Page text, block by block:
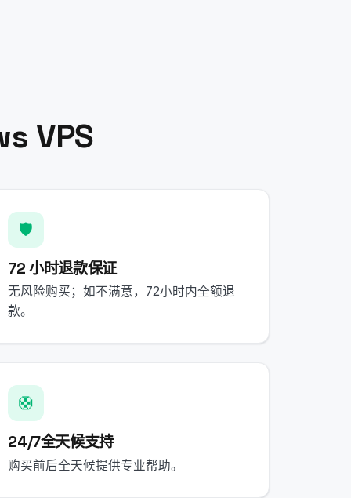
VPS
🛡️
72 小时退款保证
无风险购买；如不满意，72小时内全额退
款。
🛟
24/7全天候支持
购买前后全天候提供专业帮助。